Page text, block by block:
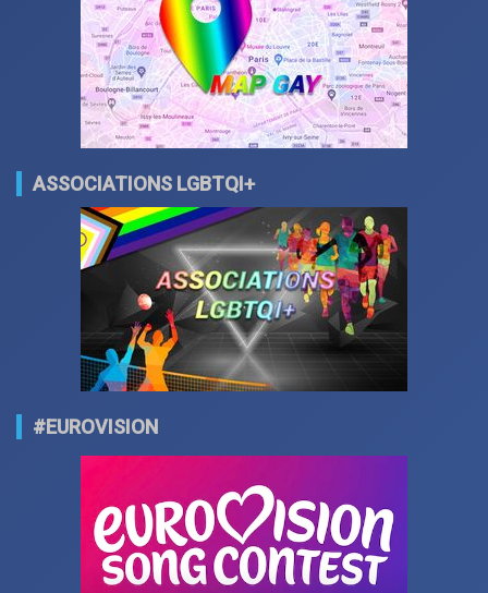
ASSOCIATIONS LGBTQI+
#EUROVISION